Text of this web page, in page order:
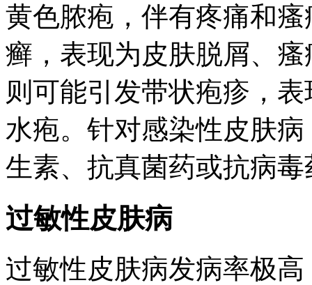
黄色脓疱，伴有疼痛和
癣，表现为皮肤脱屑、
则可能引发带状疱疹，
水疱。针对感染性皮肤
生素、抗真菌药或抗病毒
过敏性皮肤病
过敏性皮肤病发病率极